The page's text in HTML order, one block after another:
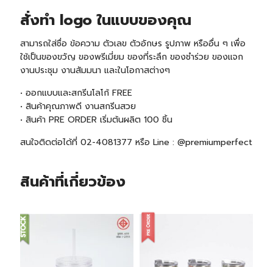
สั่งทำ logo ในแบบของคุณ
สามารถใส่ชื่อ ข้อความ ตัวเลข ตัวอักษร รูปภาพ หรืออื่น ๆ เพื่อ
ใช้เป็นของขวัญ ของพรีเมี่ยม ของที่ระลึก ของชำร่วย ของแจก
งานประชุม งานสัมมนา และในโอกาสต่างๆ
• ออกแบบและสกรีนโลโก้ FREE
• สินค้าคุณภาพดี งานสกรีนสวย
• สินค้า PRE ORDER เริ่มต้นผลิต 100 ชิ้น
สนใจติดต่อได้ที่ 02-4081377 หรือ Line : @premiumperfect
สินค้าที่เกี่ยวข้อง